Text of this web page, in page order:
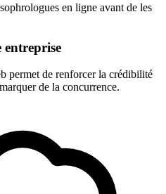
en ligne avant de les
entreprise
permet de renforcer la crédibilité
de la concurrence.